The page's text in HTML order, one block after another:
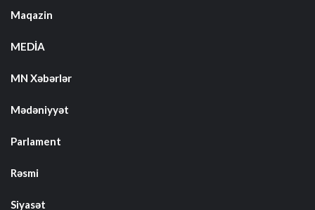
Maqazin
MEDİA
MN Xəbərlər
Mədəniyyət
Parlament
Rəsmi
Siyasət